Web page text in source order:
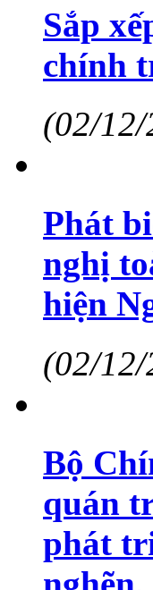
Sắp
chính
(02/
Phát
nghị
hiện
(02/
Bộ
quán
phát